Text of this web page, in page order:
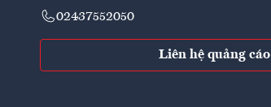
02437552050
Liên hệ quảng cáo